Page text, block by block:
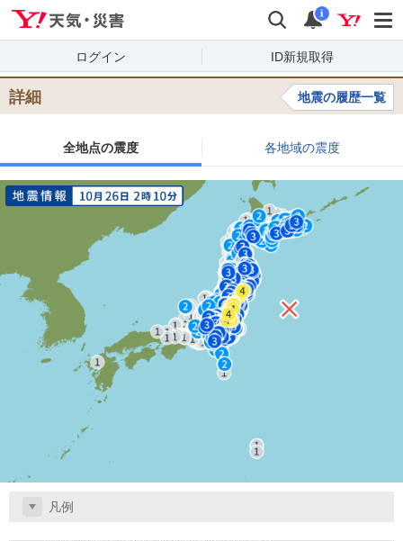
検索 通知
i
ログイン ID新規取得
詳細 地震の履歴一覧
全地点の震度 各地域の震度
凡例